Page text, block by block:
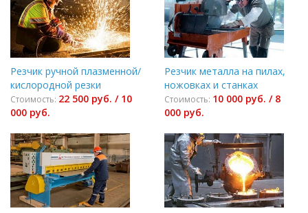
Резчик ручной плазменной/
кислородной резки
Стоимость: 22 500 руб. / 10
000 руб.
Резчик металла на пилах,
ножовках и станках
Стоимость: 10 000 руб. / 8
000 руб.